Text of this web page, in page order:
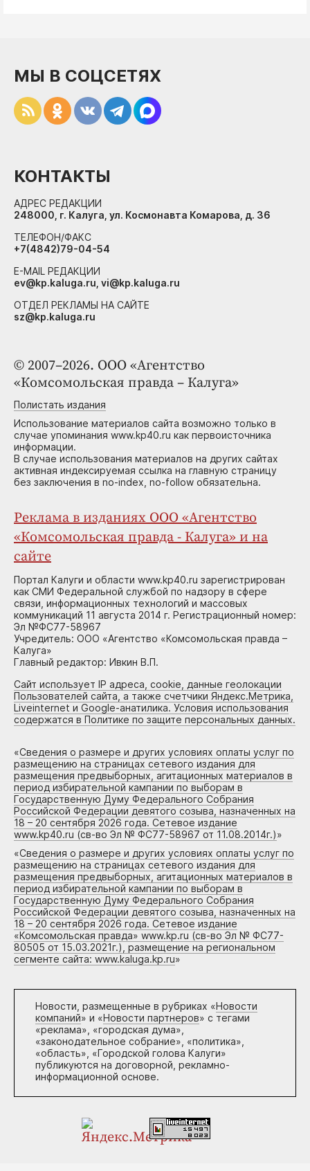
© 2007–2026. ООО «Агентство
«Комсомольская правда – Калуга»
Полистать издания
Использование материалов сайта возможно только в
случае упоминания www.kp40.ru как первоисточника
информации.
В случае использования материалов на других сайтах
активная индексируемая ссылка на главную страницу
без заключения в no-index, no-follow обязательна.
Реклама в изданиях ООО «Агентство
«Комсомольская правда - Калуга» и на
сайте
Портал Калуги и области www.kp40.ru зарегистрирован
как СМИ Федеральной службой по надзору в сфере
связи, информационных технологий и массовых
коммуникаций 11 августа 2014 г. Регистрационный номер:
Эл №ФС77-58967
Учредитель: ООО «Агентство «Комсомольская правда –
Калуга»
Главный редактор: Ивкин В.П.
Сайт использует IP адреса, cookie, данные геолокации
Пользователей сайта, а также счетчики Яндекс.Метрика,
Liveinternet и Google-анатилика. Условия использования
содержатся в Политике по защите персональных данных.
«Сведения о размере и других условиях оплаты услуг по
размещению на страницах сетевого издания для
размещения предвыборных, агитационных материалов в
период избирательной кампании по выборам в
Государственную Думу Федерального Собрания
Российской Федерации девятого созыва, назначенных на
18 – 20 сентября 2026 года. Сетевое издание
www.kp40.ru (св-во Эл № ФС77-58967 от 11.08.2014г.)»
«Сведения о размере и других условиях оплаты услуг по
размещению на страницах сетевого издания для
размещения предвыборных, агитационных материалов в
период избирательной кампании по выборам в
Государственную Думу Федерального Собрания
Российской Федерации девятого созыва, назначенных на
18 – 20 сентября 2026 года. Сетевое издание
«Комсомольская правда» www.kp.ru (св-во Эл № ФС77-
80505 от 15.03.2021г.), размещение на региональном
сегменте сайта: www.kaluga.kp.ru»
Новости, размещенные в рубриках «Новости
компаний» и «Новости партнеров» с тегами
«реклама», «городская дума»,
«законодательное собрание», «политика»,
«область», «Городской голова Калуги»
публикуются на договорной, рекламно-
информационной основе.
МЫ В СОЦСЕТЯХ
КОНТАКТЫ
АДРЕС РЕДАКЦИИ
248000, г. Калуга, ул. Космонавта Комарова, д. 36
ТЕЛЕФОН/ФАКС
+7(4842)79-04-54
E-MAIL РЕДАКЦИИ
ev@kp.kaluga.ru, vi@kp.kaluga.ru
ОТДЕЛ РЕКЛАМЫ НА САЙТЕ
sz@kp.kaluga.ru